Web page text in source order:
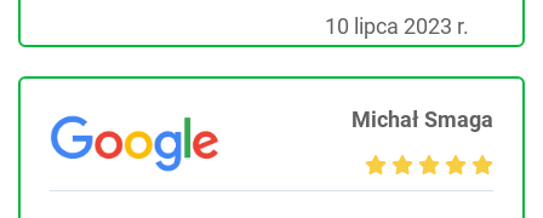
10 lipca 2023 r.
Michał Smaga